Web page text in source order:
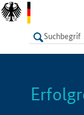
LISTE